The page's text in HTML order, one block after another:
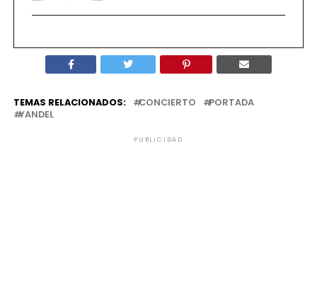
TEMAS RELACIONADOS: CONCIERTO
PORTADA
YANDEL
PUBLICIDAD